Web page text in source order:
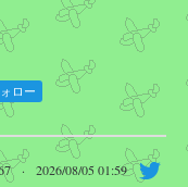
ロー
· 2026/08/05 01:59